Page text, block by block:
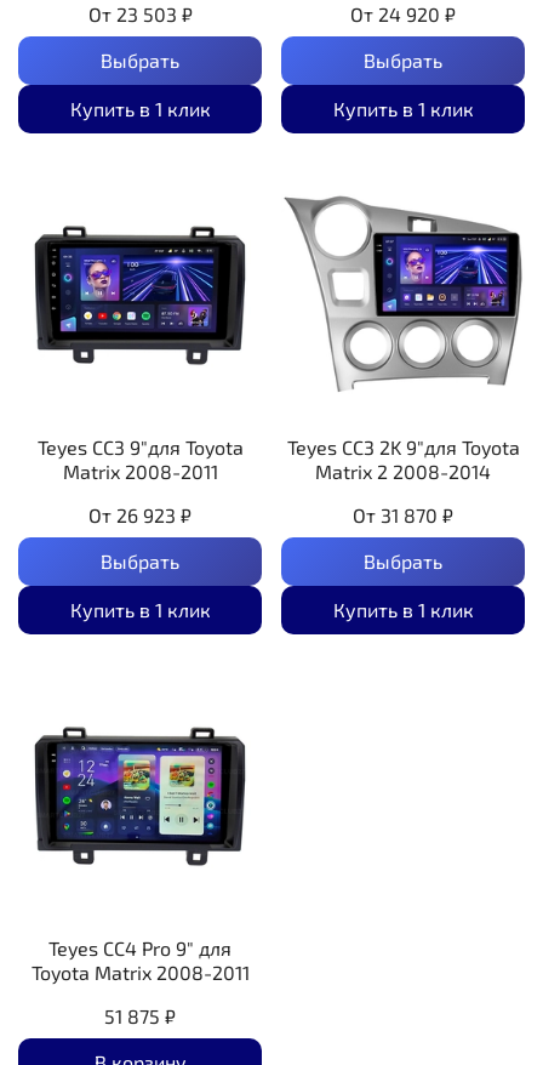
От 23 503 ₽
Выбрать
Купить в 1 клик
От 24 920 ₽
Выбрать
Купить в 1 клик
Teyes CC3 9"для Toyota
Matrix 2008-2011
От 26 923 ₽
Выбрать
Купить в 1 клик
Teyes CC3 2K 9"для Toyota
Matrix 2 2008-2014
От 31 870 ₽
Выбрать
Купить в 1 клик
Teyes CC4 Pro 9" для
Toyota Matrix 2008-2011
51 875 ₽